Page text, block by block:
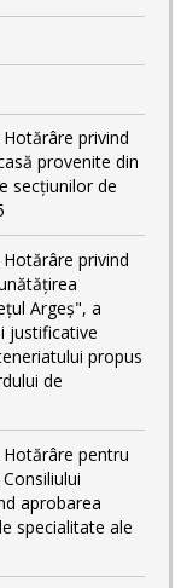
privind
provenite din
secțiunilor de
privind
Argeș", a
justificative
propus
de
pentru
aprobarea
specialitate ale